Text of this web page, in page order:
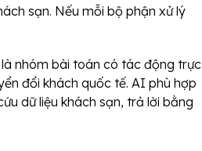
sạn. Nếu mỗi bộ phận xử lý
nhóm bài toán có tác động trực
đổi khách quốc tế. AI phù hợp
dữ liệu khách sạn, trả lời bằng